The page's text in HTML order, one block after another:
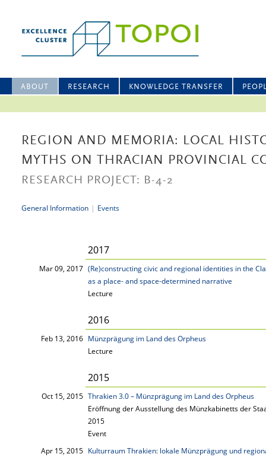
ABOUT RESEARCH KNOWLEDGE TRANSFER
REGION AND MEMORIA: LOCAL
MYTHS ON THRACIAN PROVINCIAL
RESEARCH PROJECT: B-4-2
General Information | Events
2017
Mar 09, 2017 (Re)constructing civic and regional identities in the
as a place- and space-determined narrative
Lecture
2016
Feb 13, 2016 Münzprägung im Land des Orpheus
Lecture
2015
Oct 15, 2015 Thrakien 3.0 – Münzprägung im Land des Orpheus
Eröffnung der Ausstellung des Münzkabinetts der
2015
Event
Apr 15, 2015 Kulturraum Thrakien: lokale Münzprägung und